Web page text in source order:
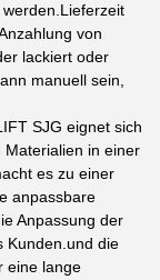
von
lackiert oder
manuell sein,
SJG eignet sich
Materialien in einer
es zu einer
anpassbare
Anpassung der
Kunden.und die
eine lange